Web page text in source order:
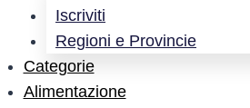
Iscriviti
Regioni e Provincie
Categorie
Alimentazione